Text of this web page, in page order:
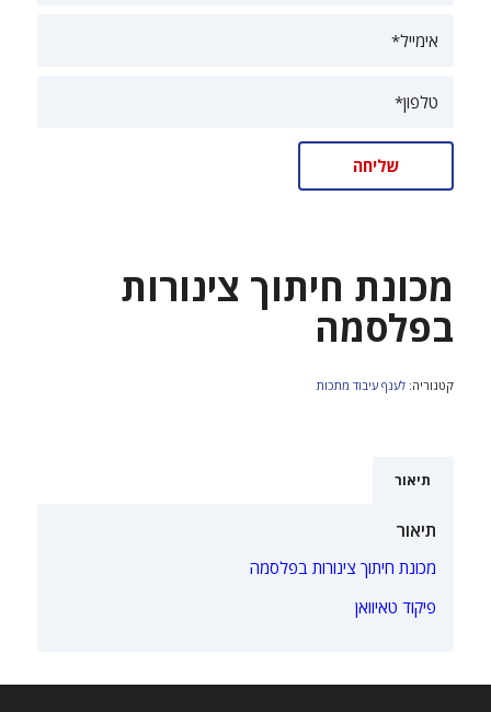
מכונת חיתוך צינורות
בפלסמה
קטגוריה: לענף עיבוד מתכות
תיאור
תיאור
מכונת חיתוך צינורות בפלסמה
פיקוד טאיוואן